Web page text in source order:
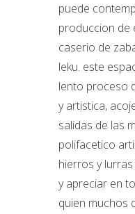
puede
produccion de
caserio de
leku. este
lento proceso
y artistica,
salidas de las
polifacetico
hierros y
y apreciar en
quien muchos